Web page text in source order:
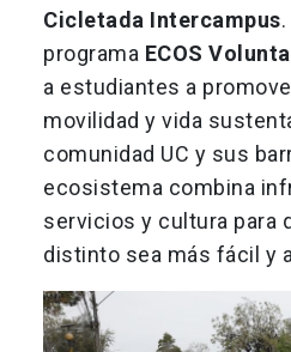
Cicletada Intercampus
programa ECOS
a estudiantes a
movilidad y vida
comunidad UC y sus
ecosistema combina
servicios y cultura para
distinto sea más fácil y